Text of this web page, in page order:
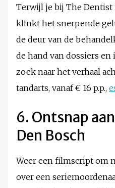
Terwijl je bij The Dentist
klinkt het snerpende
de deur van de
de hand van dossiers
zoek naar het verhaal
tandarts, vanaf € 16 p.p.,
6. Ontsnap
Den Bosch
Weer een filmscript om
over een